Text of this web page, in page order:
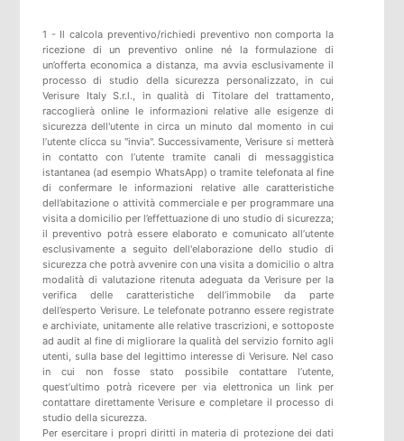
1 - Il calcola preventivo/richiedi preventivo non comporta la
ricezione di un preventivo online né la formulazione di
un’offerta economica a distanza, ma avvia esclusivamente il
processo di studio della sicurezza personalizzato, in cui
Verisure Italy S.r.l., in qualità di Titolare del trattamento,
raccoglierà online le informazioni relative alle esigenze di
sicurezza dell'utente in circa un minuto dal momento in cui
l’utente clicca su "invia". Successivamente, Verisure si metterà
in contatto con l’utente tramite canali di messaggistica
istantanea (ad esempio WhatsApp) o tramite telefonata al fine
di confermare le informazioni relative alle caratteristiche
dell’abitazione o attività commerciale e per programmare una
visita a domicilio per l’effettuazione di uno studio di sicurezza;
il preventivo potrà essere elaborato e comunicato all’utente
esclusivamente a seguito dell'elaborazione dello studio di
sicurezza che potrà avvenire con una visita a domicilio o altra
modalità di valutazione ritenuta adeguata da Verisure per la
verifica delle caratteristiche dell’immobile da parte
dell’esperto Verisure. Le telefonate potranno essere registrate
e archiviate, unitamente alle relative trascrizioni, e sottoposte
ad audit al fine di migliorare la qualità del servizio fornito agli
utenti, sulla base del legittimo interesse di Verisure. Nel caso
in cui non fosse stato possibile contattare l’utente,
quest’ultimo potrà ricevere per via elettronica un link per
contattare direttamente Verisure e completare il processo di
studio della sicurezza.
Per esercitare i propri diritti in materia di protezione dei dati